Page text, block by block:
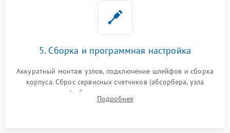
5. Сборка и программная настройка
Аккуратный монтаж узлов, подключение шлейфов и сборка
корпуса. Сброс сервисных счетчиков (абсорбера, узла
закрепления), обновление прошивки и программная
калибровка цветопередачи и позиционирования сканера.
Подробнее